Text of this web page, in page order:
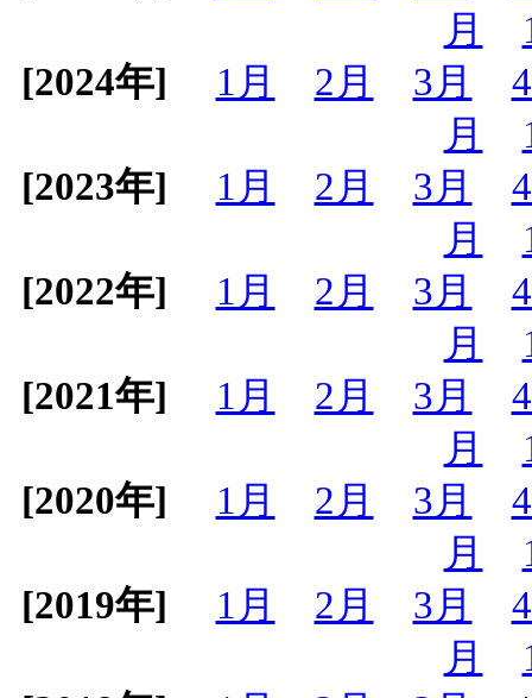
月
[2024年]
1月 2月 3月
月
[2023年]
1月 2月 3月
月
[2022年]
1月 2月 3月
月
[2021年]
1月 2月 3月
月
[2020年]
1月 2月 3月
月
[2019年]
1月 2月 3月
月